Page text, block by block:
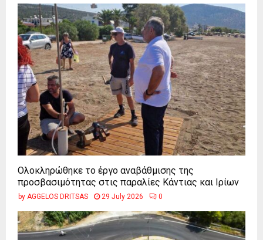
Ολοκληρώθηκε το έργο αναβάθμισης της
προσβασιμότητας στις παραλίες Κάντιας και Ιρίων
by AGGELOS DRITSAS 29 July 2026 0